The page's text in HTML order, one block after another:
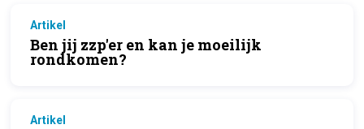
Artikel
Ben jij zzp'er en kan je moeilijk
rondkomen?
Artikel